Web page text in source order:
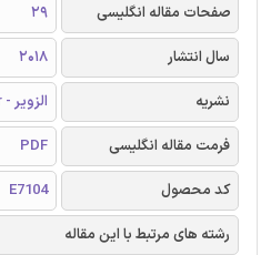
صفحات مقاله انگلیسی
29
سال انتشار
2018
نشریه
الزویر - Elsevier
فرمت مقاله انگلیسی
PDF
کد محصول
E7104
رشته های مرتبط با این مقاله